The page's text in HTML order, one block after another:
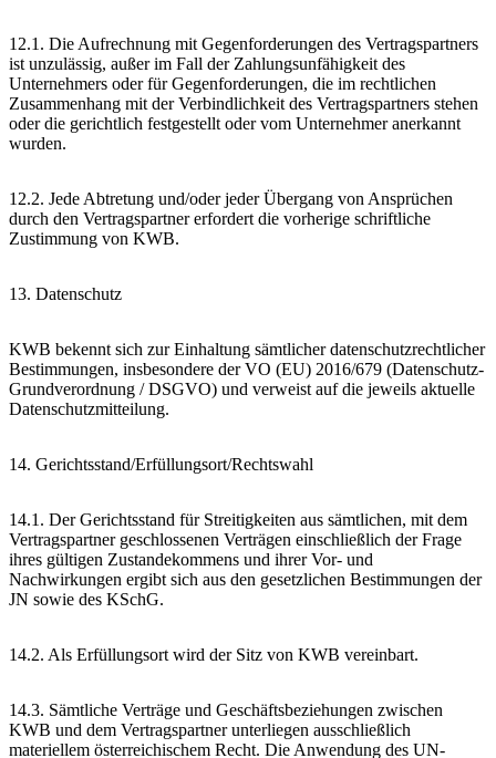
12.1. Die Aufrechnung mit Gegenforderungen des Vertragspartners
ist unzulässig, außer im Fall der Zahlungsunfähigkeit des
Unternehmers oder für Gegenforderungen, die im rechtlichen
Zusammenhang mit der Verbindlichkeit des Vertragspartners stehen
oder die gerichtlich festgestellt oder vom Unternehmer anerkannt
wurden.
12.2. Jede Abtretung und/oder jeder Übergang von Ansprüchen
durch den Vertragspartner erfordert die vorherige schriftliche
Zustimmung von KWB.
13. Datenschutz
KWB bekennt sich zur Einhaltung sämtlicher datenschutzrechtlicher
Bestimmungen, insbesondere der VO (EU) 2016/679 (Datenschutz-
Grundverordnung / DSGVO) und verweist auf die jeweils aktuelle
Datenschutzmitteilung.
14. Gerichtsstand/Erfüllungsort/Rechtswahl
14.1. Der Gerichtsstand für Streitigkeiten aus sämtlichen, mit dem
Vertragspartner geschlossenen Verträgen einschließlich der Frage
ihres gültigen Zustandekommens und ihrer Vor- und
Nachwirkungen ergibt sich aus den gesetzlichen Bestimmungen der
JN sowie des KSchG.
14.2. Als Erfüllungsort wird der Sitz von KWB vereinbart.
14.3. Sämtliche Verträge und Geschäftsbeziehungen zwischen
KWB und dem Vertragspartner unterliegen ausschließlich
materiellem österreichischem Recht. Die Anwendung des UN-